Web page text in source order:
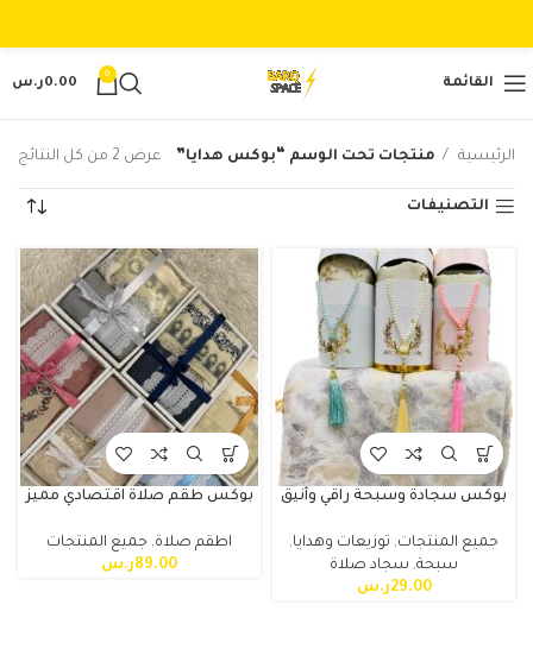
القائمة
0
0.00ر.س
الرئيسية منتجات تحت الوسم “بوكس هدايا” عرض ⁦2⁩ من كل النتائج
التصنيفات
بوكس سجادة وسبحة راقي وأنيق
جميع المنتجات, توزيعات وهدايا,
سبحة, سجاد صلاة
29.00ر.س
بوكس طقم صلاة اقتصادي مميز
اطقم صلاة, جميع المنتجات
89.00ر.س